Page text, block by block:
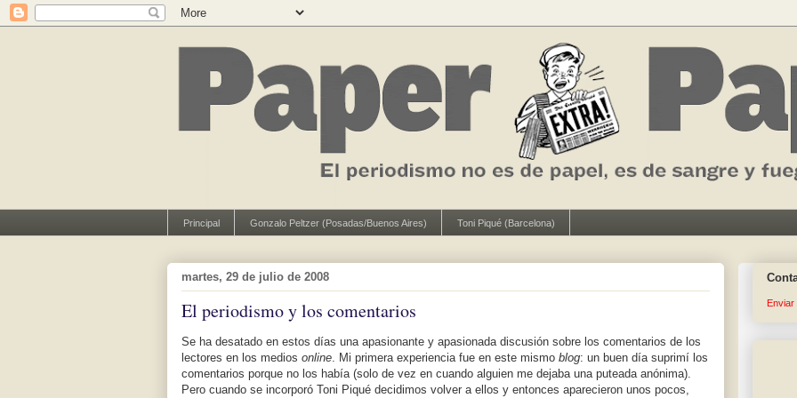
Principal Gonzalo Peltzer (Posadas/Buenos Aires) Toni Piqué (Barcelona)
martes, 29 de julio de 2008
El periodismo y los comentarios
Se ha desatado en estos días una apasionante y apasionada discusión sobre los comentarios de los
lectores en los medios online. Mi primera experiencia fue en este mismo blog: un buen día suprimí los
comentarios porque no los había (solo de vez en cuando alguien me dejaba una puteada anónima).
Pero cuando se incorporó Toni Piqué decidimos volver a ellos y entonces aparecieron unos pocos,